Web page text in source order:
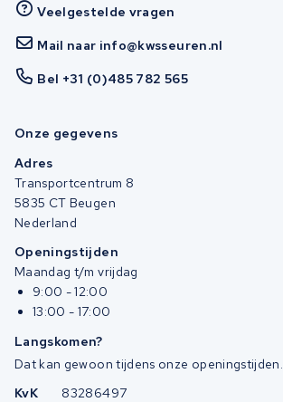
Veelgestelde vragen
Mail naar info@kwsseuren.nl
Bel +31 (0)485 782 565
Onze gegevens
Adres
Transportcentrum 8
5835 CT Beugen
Nederland
Openingstijden
Maandag t/m vrijdag
9:00 - 12:00
13:00 - 17:00
Langskomen?
Dat kan gewoon tijdens onze openingstijden.
KvK
83286497